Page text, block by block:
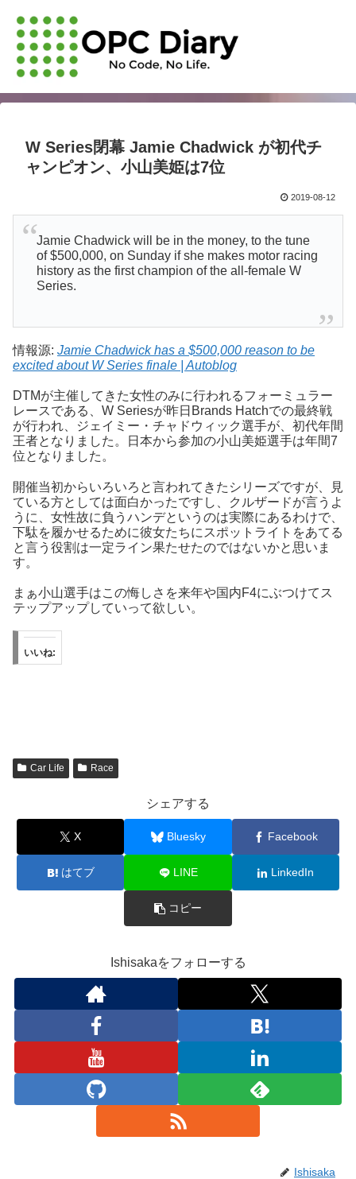
W Series閉幕 Jamie Chadwick が初代チ
ャンピオン、小山美姫は7位
2019-08-12
Jamie Chadwick will be in the money, to the tune
of $500,000, on Sunday if she makes motor racing
history as the first champion of the all-female W
Series.
情報源: Jamie Chadwick has a $500,000 reason to be
excited about W Series finale | Autoblog
DTMが主催してきた女性のみに行われるフォーミュラー
レースである、W Seriesが昨日Brands Hatchでの最終戦
が行われ、ジェイミー・チャドウィック選手が、初代年間
王者となりました。日本から参加の小山美姫選手は年間7
位となりました。
開催当初からいろいろと言われてきたシリーズですが、見
ている方としては面白かったですし、クルザードが言うよ
うに、女性故に負うハンデというのは実際にあるわけで、
下駄を履かせるために彼女たちにスポットライトをあてる
と言う役割は一定ライン果たせたのではないかと思いま
す。
まぁ小山選手はこの悔しさを来年や国内F4にぶつけてス
テップアップしていって欲しい。
いいね:
Car Life Race
シェアする
X Bluesky Facebook
はてブ LINE LinkedIn
コピー
Ishisakaをフォローする
Ishisaka